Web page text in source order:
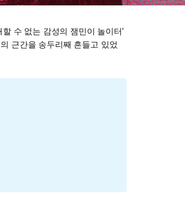
수 없는 감성의 잼민이 놀이터'
근간을 송두리째 흔들고 있었